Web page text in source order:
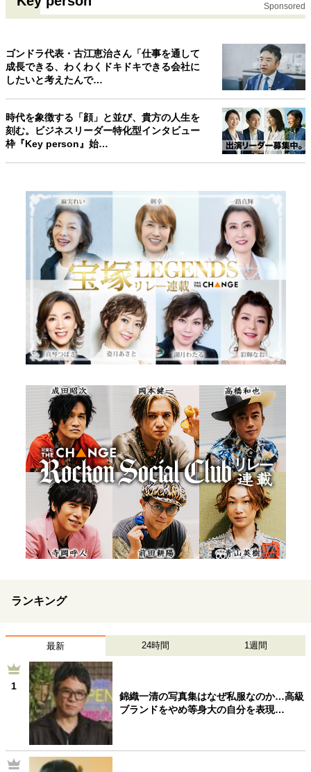
Sponsored
ゴンドラ代表・古江恵治さん「仕事を通して
成長できる、わくわくドキドキできる会社に
したいと考えたんで…
時代を象徴する「顔」と並び、貴方の人生を
刻む。ビジネスリーダー特化型インタビュー
枠『Key person』始…
ランキング
最新 24時間 1週間
1
錦織一清の写真集はなぜ私服なのか…高級
ブランドをやめ等身大の自分を表現…